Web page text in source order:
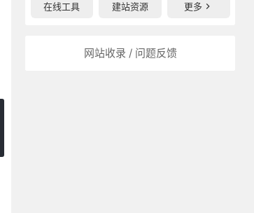
在线工具 建站资源 更多
网站收录 / 问题反馈